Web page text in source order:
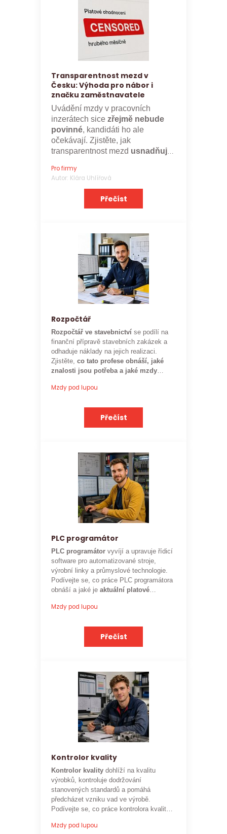
Transparentnost mezd v
Česku: Výhoda pro nábor i
značku zaměstnavatele
Uvádění mzdy v pracovních
inzerátech sice zřejmě nebude
povinné, kandidáti ho ale
očekávají. Zjistěte, jak
transparentnost mezd usnadňuje
zaměstnavatele.
Pro firmy
Autor: Klára Uhlířová
Přečíst
Rozpočtář
Rozpočtář ve stavebnictví se podílí na
finanční přípravě stavebních zakázek a
odhaduje náklady na jejich realizaci.
Zjistěte, co tato profese obnáší, jaké
znalosti jsou potřeba a jaké mzdy
očekávat.
Mzdy pod lupou
Přečíst
PLC programátor
PLC programátorvyvíjí a upravuje řídicí
software pro automatizované stroje,
výrobní linky a průmyslové technologie.
Podívejte se, co práce PLC programátora
obnáší a jaké jeaktuální platové
Mzdy pod lupou
Přečíst
Kontrolor kvality
Kontrolor kvalitydohlíží na kvalitu
výrobků, kontroluje dodržování
stanovených standardů a pomáhá
předcházet vzniku vad ve výrobě.
Podívejte se, co práce kontrolora kvality
ohodnocení této profese
Mzdy pod lupou